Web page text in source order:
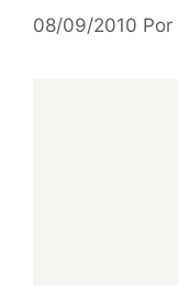
08/09/2010 Por